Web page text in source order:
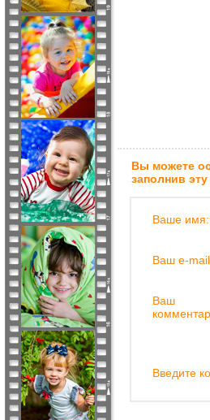
Вы можете
заполнив
Ваше имя:
Ваш e-
Ваш
Введите